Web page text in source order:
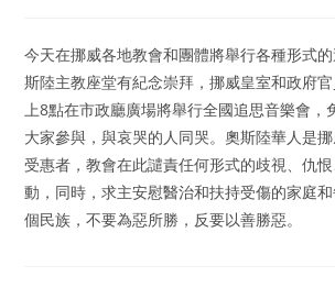
今天在挪威各地教會和團體將舉行各種形式
斯陸主教座堂有紀念崇拜，挪威皇室和政府
上8點在市政廳廣場將舉行全國追思音樂會，
大家參與，與哀哭的人同哭。奧斯陸華人是
受惠者，教會在此譴責任何形式的歧視、仇
動，同時，求主安慰醫治和扶持受傷的家庭
個民族，不要為惡所勝，反要以善勝惡。